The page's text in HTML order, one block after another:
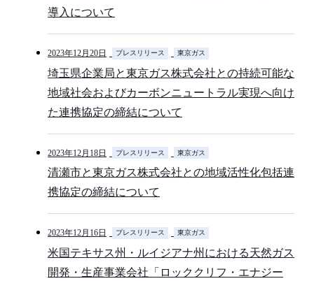
導入について
2023年12月20日 プレスリリース 東京ガス
埼玉県企業局と東京ガス株式会社との持続可能な
地域社会およびカーボンニュートラル実現へ向け
た連携協定の締結について
2023年12月18日 プレスリリース 東京ガス
清瀬市と東京ガス株式会社との地域活性化包括連
携協定の締結について
2023年12月16日 プレスリリース 東京ガス
米国テキサス州・ルイジアナ州における天然ガス
開発・生産事業会社「ロッククリフ・エナジー